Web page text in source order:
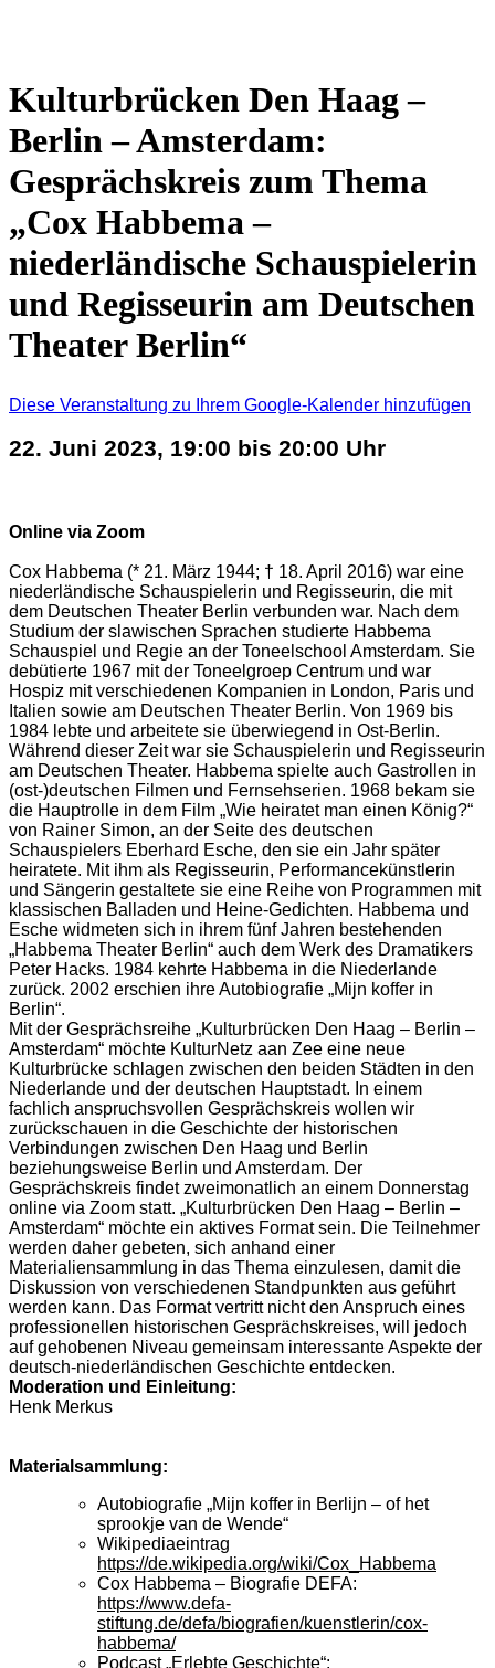
Kulturbrücken Den Haag –
Berlin – Amsterdam:
Gesprächskreis zum Thema
„Cox Habbema –
niederländische Schauspielerin
und Regisseurin am Deutschen
Theater Berlin“
Diese Veranstaltung zu Ihrem Google-Kalender hinzufügen
22. Juni 2023, 19:00 bis 20:00 Uhr
Online via Zoom
Cox Habbema (* 21. März 1944; † 18. April 2016) war eine
niederländische Schauspielerin und Regisseurin, die mit
dem Deutschen Theater Berlin verbunden war. Nach dem
Studium der slawischen Sprachen studierte Habbema
Schauspiel und Regie an der Toneelschool Amsterdam. Sie
debütierte 1967 mit der Toneelgroep Centrum und war
Hospiz mit verschiedenen Kompanien in London, Paris und
Italien sowie am Deutschen Theater Berlin. Von 1969 bis
1984 lebte und arbeitete sie überwiegend in Ost-Berlin.
Während dieser Zeit war sie Schauspielerin und Regisseurin
am Deutschen Theater. Habbema spielte auch Gastrollen in
(ost-)deutschen Filmen und Fernsehserien. 1968 bekam sie
die Hauptrolle in dem Film „Wie heiratet man einen König?“
von Rainer Simon, an der Seite des deutschen
Schauspielers Eberhard Esche, den sie ein Jahr später
heiratete. Mit ihm als Regisseurin, Performancekünstlerin
und Sängerin gestaltete sie eine Reihe von Programmen mit
klassischen Balladen und Heine-Gedichten. Habbema und
Esche widmeten sich in ihrem fünf Jahren bestehenden
„Habbema Theater Berlin“ auch dem Werk des Dramatikers
Peter Hacks. 1984 kehrte Habbema in die Niederlande
zurück. 2002 erschien ihre Autobiografie „Mijn koffer in
Berlin“.
Mit der Gesprächsreihe „Kulturbrücken Den Haag – Berlin –
Amsterdam“ möchte KulturNetz aan Zee eine neue
Kulturbrücke schlagen zwischen den beiden Städten in den
Niederlande und der deutschen Hauptstadt. In einem
fachlich anspruchsvollen Gesprächskreis wollen wir
zurückschauen in die Geschichte der historischen
Verbindungen zwischen Den Haag und Berlin
beziehungsweise Berlin und Amsterdam. Der
Gesprächskreis findet zweimonatlich an einem Donnerstag
online via Zoom statt. „Kulturbrücken Den Haag – Berlin –
Amsterdam“ möchte ein aktives Format sein. Die Teilnehmer
werden daher gebeten, sich anhand einer
Materialiensammlung in das Thema einzulesen, damitdie
Diskussion von verschiedenen Standpunkten aus geführt
werden kann. Das Format vertritt nicht den Anspruch eines
professionellen historischen Gesprächskreises, will jedoch
auf gehobenen Niveau gemeinsam interessante Aspekte der
deutsch-niederländischen Geschichte entdecken.
Moderation und Einleitung:
Henk Merkus
Materialsammlung:
Autobiografie „Mijn koffer in Berlijn – of het
sprookje van de Wende“
Wikipediaeintrag
https://de.wikipedia.org/wiki/Cox_Habbema
Cox Habbema – Biografie DEFA:
https://www.defa-
stiftung.de/defa/biografien/kuenstlerin/cox-
habbema/
Podcast „Erlebte Geschichte“: